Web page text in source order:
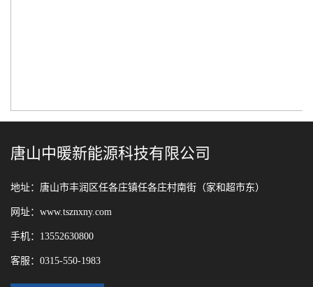
唐山中暖新能源科技有限公司
地址：唐山市丰润区任各庄镇任各庄村南街（家和超市东）
网址：www.tsznxny.com
手机：13552630800
客服：0315-550-1983